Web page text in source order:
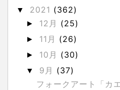
▼ 2021 (362)
► 12月 (25)
► 11月 (26)
► 10月 (30)
▼ 9月 (37)
フォークアート「カ